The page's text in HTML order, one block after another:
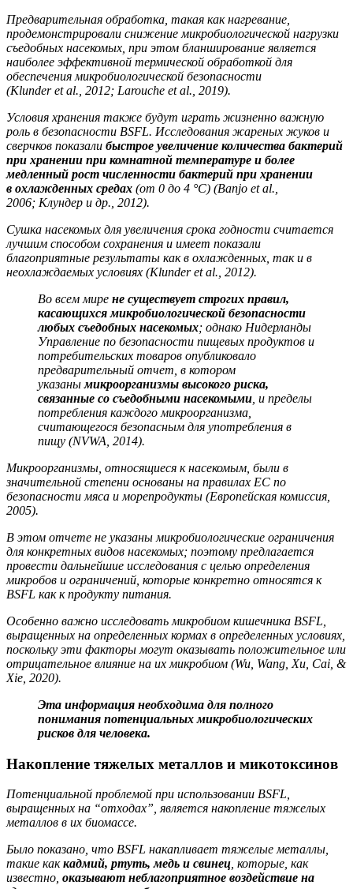
Предварительная обработка, такая как нагревание,
продемонстрировали снижение микробиологической нагрузки
съедобных насекомых, при этом бланширование является
наиболее эффективной термической обработкой для
обеспечения микробиологической безопасности
(Klunder et al., 2012; Larouche et al., 2019).
Условия хранения также будут играть жизненно важную
роль в безопасности BSFL. Исследования жареных жуков и
сверчков показали быстрое увеличение количества бактерий
при хранении при комнатной температуре и более
медленный рост численности бактерий при хранении
в охлажденных средах (от 0 до 4 °C) (Banjo et al.,
2006; Клундер и др., 2012).
Сушка насекомых для увеличения срока годности считается
лучшим способом сохранения и имеет показали
благоприятные результаты как в охлажденных, так и в
неохлаждаемых условиях (Klunder et al., 2012).
Во всем мире не существует строгих правил,
касающихся микробиологической безопасности
любых съедобных насекомых; однако Нидерланды
Управление по безопасности пищевых продуктов и
потребительских товаров опубликовало
предварительный отчет, в котором
указанымикроорганизмы высокого риска,
связанные со съедобными насекомыми , и пределы
потребления каждого микроорганизма,
считающегося безопасным для употребления в
пищу (NVWA, 2014).
Микроорганизмы, относящиеся к насекомым, были в
значительной степени основаны на правилах ЕС по
безопасности мяса и морепродукты (Европейская комиссия,
2005).
В этом отчете не указаны микробиологические ограничения
для конкретных видов насекомых; поэтому предлагается
провести дальнейшие исследования с целью определения
микробов и ограничений, которые конкретно относятся к
BSFL как к продукту питания.
Особенно важно исследовать микробиом кишечника BSFL,
выращенных на определенных кормах в определенных условиях,
поскольку эти факторы могут оказывать положительное или
отрицательное влияние на их микробиом (Wu, Wang, Xu, Cai, &
Xie, 2020).
Эта информация необходима для полного
понимания потенциальных микробиологических
рисков для человека.
Накопление тяжелых металлов и микотоксинов
Потенциальной проблемой при использовании BSFL,
выращенных на “отходах”, является накопление тяжелых
металлов в их биомассе.
Было показано, что BSFL накапливает тяжелые металлы,
такие каккадмий, ртуть, медь и свинец , которые, как
известно, оказывают неблагоприятное воздействие на